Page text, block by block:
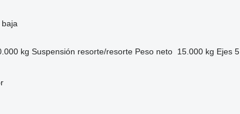
kg Suspensión resorte/resorte Peso neto 15.000 kg Ejes 5